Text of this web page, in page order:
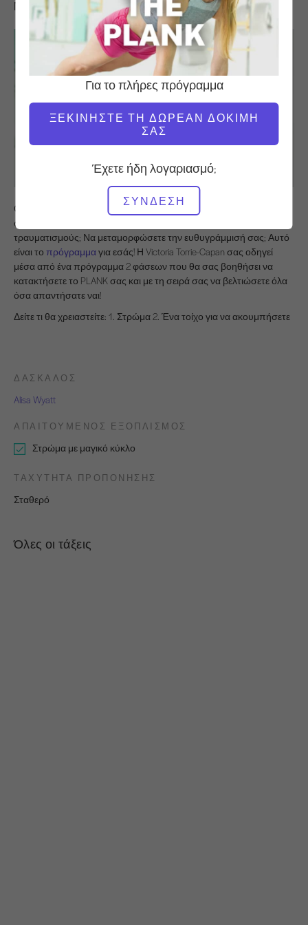
Master the Plank Intro
Για το πλήρες πρόγραμμα
ΞΕΚΙΝΉΣΤΕ ΤΗ ΔΩΡΕΆΝ ΔΟΚΙΜΉ
ΣΑΣ
Έχετε ήδη λογαριασμό;
ΣΎΝΔΕΣΗ
Θέλετε να βελτιώσετε τη δύναμη του κορμού σας; Τη στάση του
σώματός σας; Την επίγνωση του σώματος; Να προλάβετε
τραυματισμούς; Να μεταμορφώσετε την ευθυγράμμισή σας; Αυτό
είναι το πρόγραμμαγια εσάς! Η Victoria Torrie-Capan σας οδηγεί
μέσα από ένα πρόγραμμα 2 φάσεων που θα σας βοηθήσει να
κατακτήσετε το PLANK σας και με τη σειρά σας να βελτιώσετε όλα
όσα απαντήσατε ναι!
Δείτε τι θα χρειαστείτε: 1. Στρώμα 2. Ένα τοίχο για να ακουμπήσετε
ΔΆΣΚΑΛΟΣ
Alisa Wyatt
ΑΠΑΙΤΟΎΜΕΝΟΣ ΕΞΟΠΛΙΣΜΌΣ
Στρώμα με μαγικό κύκλο
ΤΑΧΎΤΗΤΑ ΠΡΟΠΌΝΗΣΗΣ
Σταθερό
Όλες οι τάξεις